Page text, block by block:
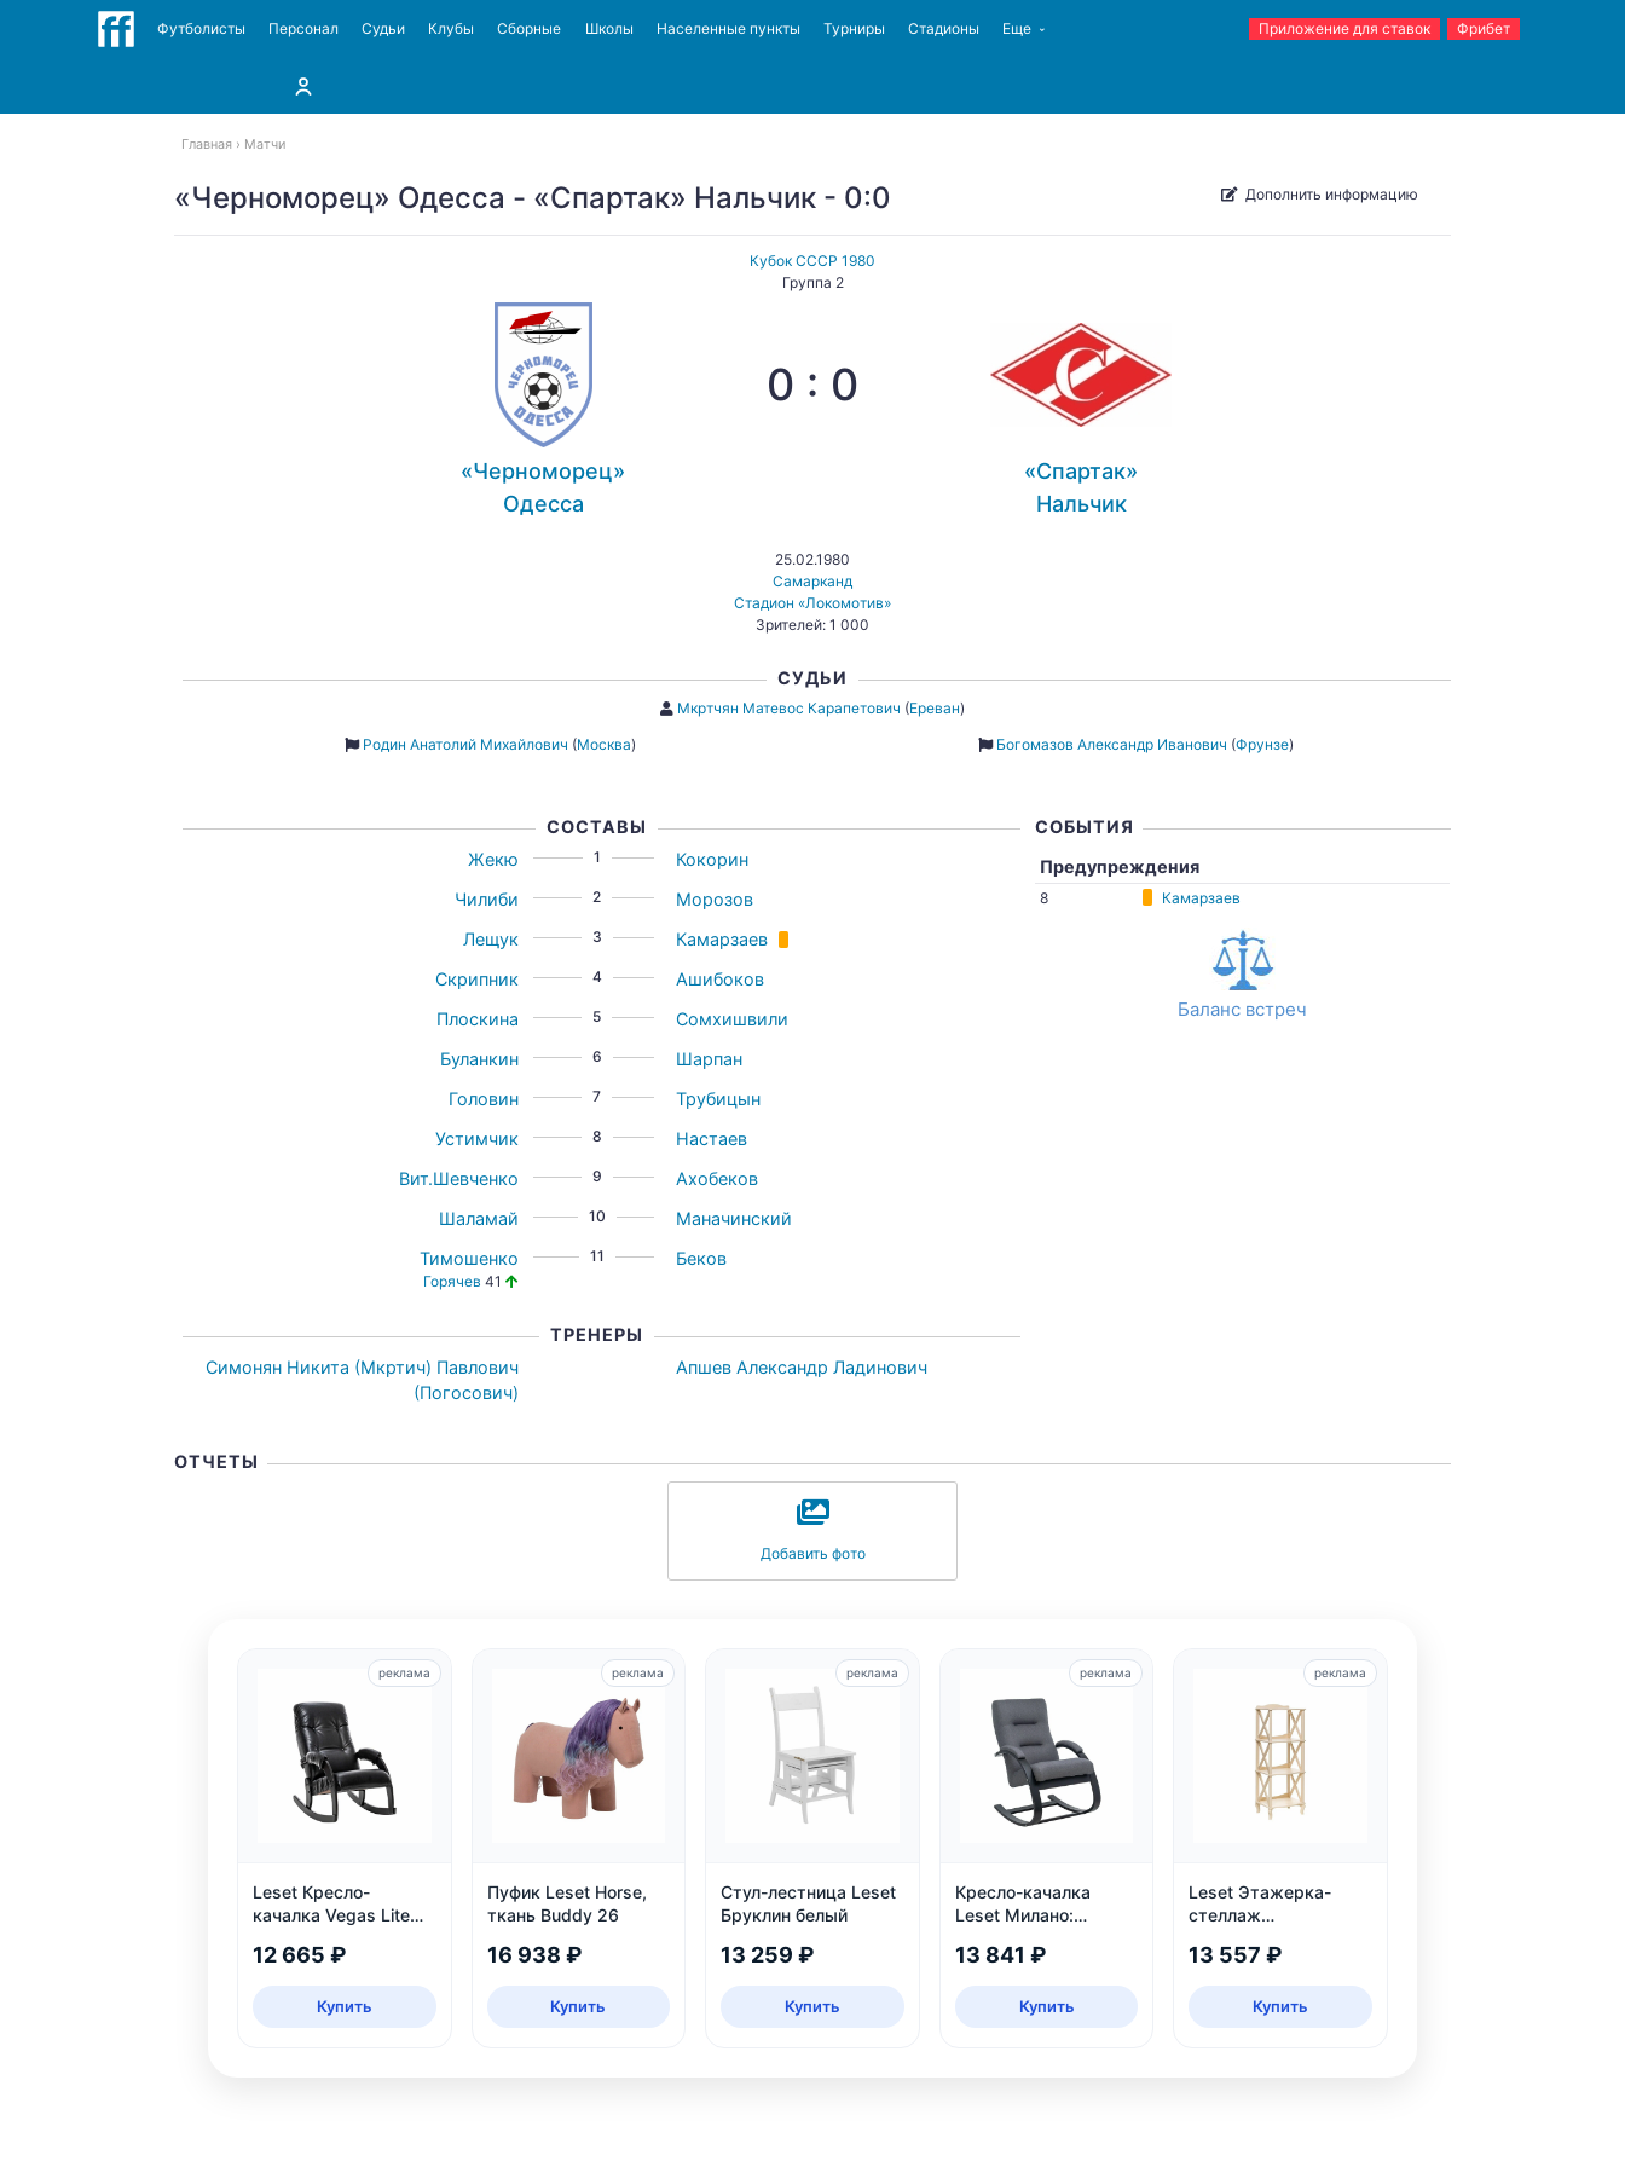
Футболисты Персонал Судьи Клубы Сборные Школы Населенные пункты Турниры Стадионы Еще Приложение для ставок Фрибет
Главная Матчи
«Черноморец» Одесса - «Спартак» Нальчик - 0:0 Дополнить информацию
Кубок СССР 1980
Группа 2
«Черноморец»
Одесса
0 : 0
«Спартак»
Нальчик
25.02.1980
Самарканд
Стадион «Локомотив»
Зрителей: 1 000
СУДЬИ
Мкртчян Матевос Карапетович (Ереван)
Родин Анатолий Михайлович (Москва) Богомазов Александр Иванович (Фрунзе)
СОСТАВЫ
Жекю
1
Кокорин
Чилиби
2
Морозов
Лещук
3
Камарзаев
Скрипник
4
Ашибоков
Плоскина
5
Сомхишвили
Буланкин
6
Шарпан
Головин
7
Трубицын
Устимчик
8
Настаев
Вит.Шевченко
9
Ахобеков
Шаламай
10
Маначинский
Тимошенко
Горячев 41
11 Беков
ТРЕНЕРЫ
Симонян Никита (Мкртич) Павлович
(Погосович)
Апшев Александр Ладинович
СОБЫТИЯ
Предупреждения
8 Камарзаев
Баланс встреч
ОТЧЕТЫ
Добавить фото
Leset Кресло-
качалка Vegas Lite
12 665 ₽
Купить
реклама
Пуфик Leset Horse,
ткань Buddy 26
16 938 ₽
Купить
реклама
Стул-лестница Leset
Бруклин белый
13 259 ₽
Купить
реклама
Кресло-качалка
Leset Милано:
рогожка Malmo 95
13 841 ₽
Купить
реклама
Leset Этажерка-
стеллаж
шампань
13 557 ₽
Купить
реклама